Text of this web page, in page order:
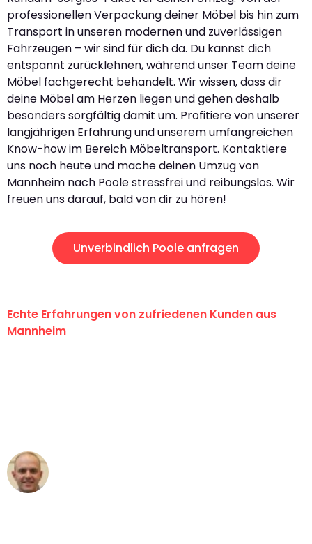
professionellen Verpackung deiner Möbel bis hin zum
Transport in unseren modernen und zuverlässigen
Fahrzeugen – wir sind für dich da. Du kannst dich
entspannt zurücklehnen, während unser Team deine
Möbel fachgerecht behandelt. Wir wissen, dass dir
deine Möbel am Herzen liegen und gehen deshalb
besonders sorgfältig damit um. Profitiere von unserer
langjährigen Erfahrung und unserem umfangreichen
Know-how im Bereich Möbeltransport. Kontaktiere
uns noch heute und mache deinen Umzug von
Mannheim nach Poole stressfrei und reibungslos. Wir
freuen uns darauf, bald von dir zu hören!
Unverbindlich Poole anfragen
Echte Erfahrungen von zufriedenen Kunden aus
Mannheim